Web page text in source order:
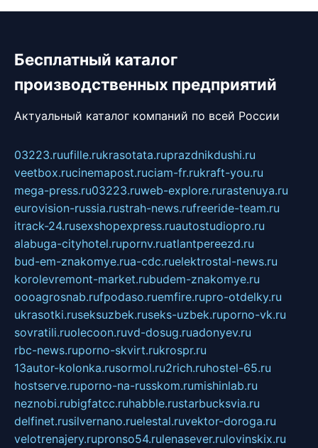
Бесплатный каталог
производственных предприятий
Актуальный каталог компаний по всей России
03223.ruufille.rukrasotata.ruprazdnikdushi.ru
veetbox.rucinemapost.ruciam-fr.rukraft-you.ru
mega-press.ru03223.ruweb-explore.rurastenuya.ru
eurovision-russia.rustrah-news.rufreeride-team.ru
itrack-24.rusexshopexpress.ruautostudiopro.ru
alabuga-cityhotel.rupornv.ruatlantpereezd.ru
bud-em-znakomye.rua-cdc.ruelektrostal-news.ru
korolevremont-market.rubudem-znakomye.ru
oooagrosnab.rufpodaso.ruemfire.rupro-otdelky.ru
ukrasotki.ruseksuzbek.ruseks-uzbek.ruporno-vk.ru
sovratili.ruolecoon.ruvd-dosug.ruadonyev.ru
rbc-news.ruporno-skvirt.rukrospr.ru
13autor-kolonka.rusormol.ru2rich.ruhostel-65.ru
hostserve.ruporno-na-russkom.rumishinlab.ru
neznobi.rubigfatcc.ruhabble.rustarbucksvia.ru
delfinet.rusilvernano.ruelestal.ruvektor-doroga.ru
velotrenajery.rupronso54.rulenasever.rulovinskix.ru